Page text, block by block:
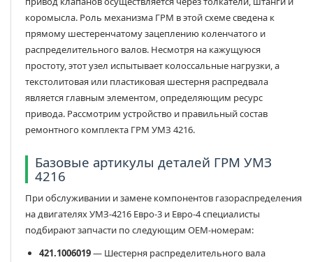
коромысла. Роль механизма ГРМ в этой схеме сведена к
прямому шестеренчатому зацеплению коленчатого и
распределительного валов. Несмотря на кажущуюся
простоту, этот узел испытывает колоссальные нагрузки, а
текстолитовая или пластиковая шестерня распредвала
является главным элементом, определяющим ресурс
привода. Рассмотрим устройство и правильный состав
ремонтного комплекта ГРМ УМЗ 4216.
Базовые артикулы деталей ГРМ УМЗ
4216
При обслуживании и замене компонентов газораспределения
на двигателях УМЗ-4216 Евро-3 и Евро-4 специалисты
подбирают запчасти по следующим ОЕМ-номерам:
421.1006019— Шестерня распределительного вала